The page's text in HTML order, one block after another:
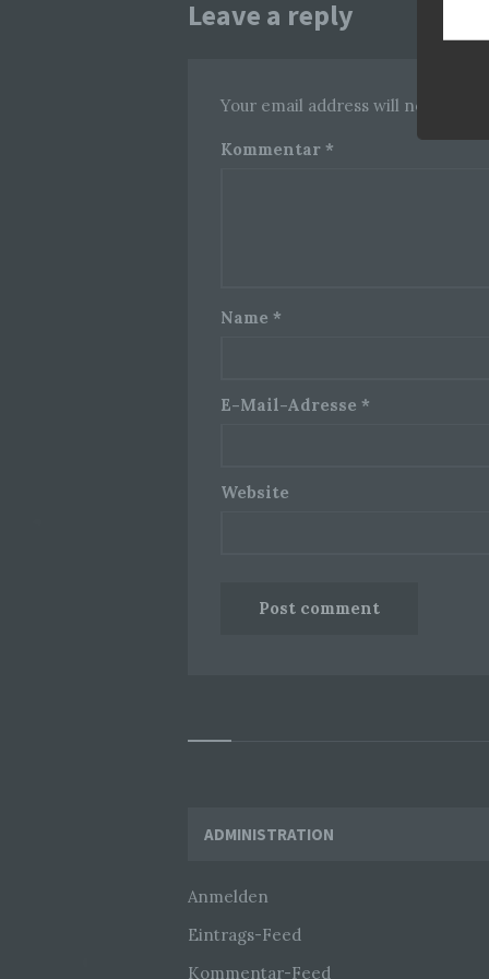
Leave a reply
Your email address will not be
Kommentar *
Name *
E-Mail-Adresse *
Website
Widgets
ADMINISTRATION
Anmelden
Eintrags-Feed
Kommentar-Feed